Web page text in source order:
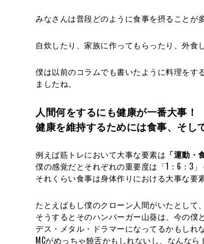
みなさんは普段どのように食事を摂ることが
自炊したり、家族に作ってもらったり、外食
僕は以前のコラムでも書いたように料理をす
ましたね。
人間何をするにも健康が一番大事！
健康を維持するためには食事、そし
例えば筋トレにおいて大事な要素は 「運動・
僕の感覚だとそれぞれの重要度は「1：6：3」
それくらい食事は身体作りにおける大事な要
たとえばもし僕のクローン人間がいたとして
そうするとそのハンバーガー山葵は、今の僕
デス・メタル・ドラマーになってるかもしれ
MCがめっちゃ饒舌かもしれないし、なんなら